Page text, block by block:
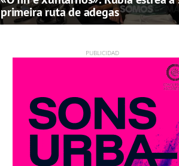
primeira ruta de adegas